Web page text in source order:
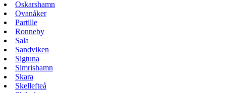
Oskarshamn
Ovanåker
Partille
Ronneby
Sala
Sandviken
Sigtuna
Simrishamn
Skara
Skellefteå